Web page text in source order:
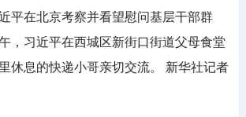
平在北京考察并看望慰问基层干部群
，习近平在西城区新街口街道父母食堂
休息的快递小哥亲切交流。 新华社记者